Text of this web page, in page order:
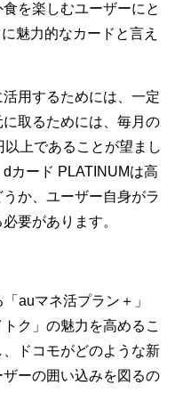
を楽しむユーザーにと
魅力的なカードと言え
用するためには、一定
取るためには、毎月の
上であることが望まし
カード PLATINUMは高
か、ユーザー自身がラ
要があります。
auマネ活プラン＋」
ク」の魅力を高めるこ
ドコモがどのような新
ーの囲い込みを図るの